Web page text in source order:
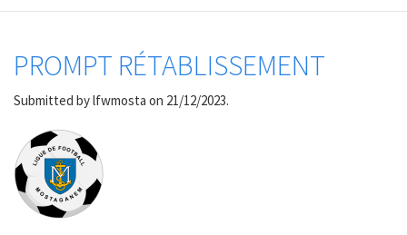
PROMPT RÉTABLISSEMENT
Submitted bylfwmosta on 21/12/2023.